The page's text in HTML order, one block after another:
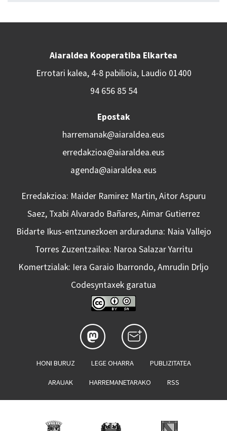
Aiaraldea Kooperatiba Elkartea
Errotari kalea, 4-8 pabilioia, Laudio 01400
94 656 85 54
Epostak
harremanak@aiaraldea.eus
erredakzioa@aiaraldea.eus
agenda@aiaraldea.eus
Erredakzioa: Maider Ramirez Martin, Aitor Aspuru
Saez, Txabi Alvarado Bañares, Aimar Gutierrez
Bidarte Ikus-entzunezkoen arduraduna: Naia Vallejo
Torres Zuzentzailea: Naroa Salazar Yarritu
Komertzialak: Iera Garaio Ibarrondo, Amrudin Drljo
Codesyntaxek garatua
HONI BURUZ LEGE OHARRA PUBLIZITATEA
ARAUAK HARREMANETARAKO RSS